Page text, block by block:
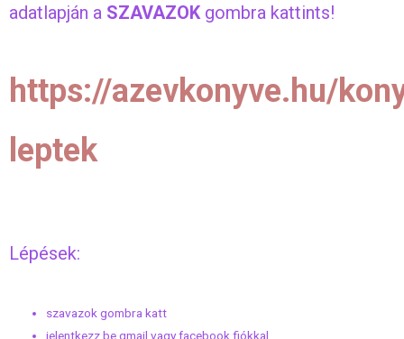
adatlapján a SZAVAZOKgombra kattints!
https://azevkonyve.hu/
leptek
Lépések:
szavazok gombra katt
jelentkezz be gmail vagy facebook fiókkal